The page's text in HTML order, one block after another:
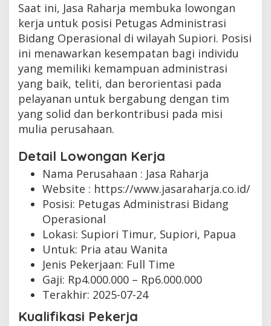
Saat ini, Jasa Raharja membuka lowongan
kerja untuk posisi Petugas Administrasi
Bidang Operasional di wilayah Supiori. Posisi
ini menawarkan kesempatan bagi individu
yang memiliki kemampuan administrasi
yang baik, teliti, dan berorientasi pada
pelayanan untuk bergabung dengan tim
yang solid dan berkontribusi pada misi
mulia perusahaan.
Detail Lowongan Kerja
Nama Perusahaan : Jasa Raharja
Website : https://www.jasaraharja.co.id/
Posisi: Petugas Administrasi Bidang
Operasional
Lokasi: Supiori Timur, Supiori, Papua
Untuk: Pria atau Wanita
Jenis Pekerjaan: Full Time
Gaji: Rp4.000.000 – Rp6.000.000
Terakhir: 2025-07-24
Kualifikasi Pekerja